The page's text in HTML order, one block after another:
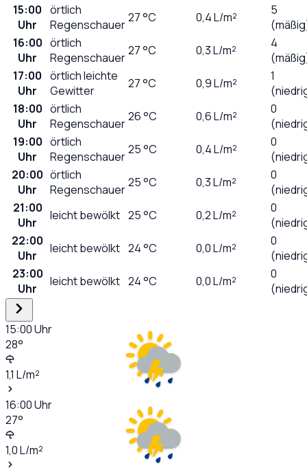
15:00
Uhr
örtlich
Regenschauer27°C 0,4L/m²
5
16:00
Uhr
örtlich
Regenschauer27°C 0,3L/m²
4
17:00
Uhr
örtlich leichte
Gewitter
27°C 0,9L/m²
1
18:00
Uhr
örtlich
Regenschauer26°C 0,6L/m²
0
19:00
Uhr
örtlich
Regenschauer25°C 0,4L/m²
0
20:00
Uhr
örtlich
Regenschauer25°C 0,3L/m²
0
21:00
Uhr
leicht bewölkt 25°C 0,2L/m²
0
22:00
Uhr
leicht bewölkt 24°C 0,0L/m²
0
23:00
Uhr
leicht bewölkt 24°C 0,0L/m²
0
15:00Uhr
28°
1,1 L/m²
16:00Uhr
27°
1,0L/m²